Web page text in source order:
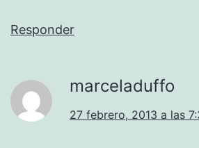
Responder
marceladuffo
27 febrero, 2013 a las